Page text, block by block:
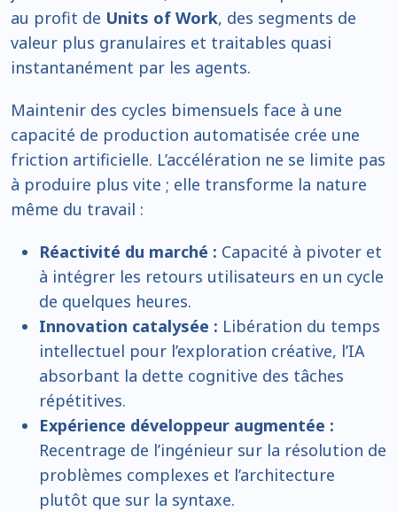
au profit de Units of Work, des segments de
valeur plus granulaires et traitables quasi
instantanément par les agents.
Maintenir des cycles bimensuels face à une
capacité de production automatisée crée une
friction artificielle. L’accélération ne se limite pas
à produire plus vite ; elle transforme la nature
même du travail :
Réactivité du marché : Capacité à pivoter et
à intégrer les retours utilisateurs en un cycle
de quelques heures.
Innovation catalysée : Libération du temps
intellectuel pour l’exploration créative, l’IA
absorbant la dette cognitive des tâches
répétitives.
Expérience développeur augmentée :
Recentrage de l’ingénieur sur la résolution de
problèmes complexes et l’architecture
plutôt que sur la syntaxe.